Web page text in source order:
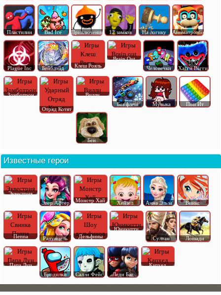
Пластилин Bad Ice Приключения 12 замков На логику Аниматроник
Plague Inc Бейблэйд Клеш Рояль
Brain Out
Человечки
Хагги Вагги
Зомботрон
Отряд Котят
Вилли
Без флеш
Музыка Поп Ит
Бен
Известные герои
Эквестрия
Эвер Афтер
Монстр Хай Хейзел Анна Эльза Винкс
Пеппа Рапунцель Дельфины
Юникитти
Султан
Лошади
Папа Луи
Бродилки
Салли Фейс Леди Баг
Капхед